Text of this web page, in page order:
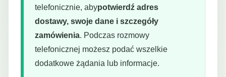
telefonicznie, abypotwierdź adres
dostawy, swoje dane i szczegóły
zamówienia. Podczas rozmowy
telefonicznej możesz podać wszelkie
dodatkowe żądania lub informacje.